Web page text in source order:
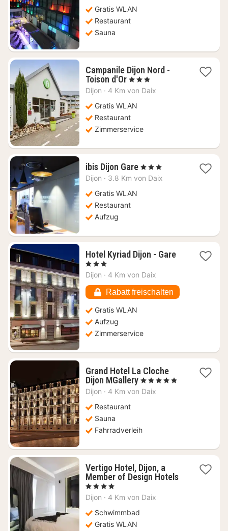
87,55
€
Gratis WLAN
Restaurant
Sauna
Campanile Dijon Nord -
Toison d'Or1
Nacht
54,94
€
, 3 Sterne
Dijon · 4 Km von Daix
Gratis WLAN
Restaurant
Zimmerservice
ibis Dijon Gare1
Nacht
, 3 Sterne
Dijon · 3.8 Km von Daix
Gratis WLAN
Restaurant
Aufzug
Hotel Kyriad Dijon - Gare1
€
, 3 Sterne
Dijon · 4 Km von Daix
Rabatt freischalten
Gratis WLAN
Aufzug
Zimmerservice
Grand Hotel La Cloche
Dijon MGallery1
Nacht
, 5 Sterne
Dijon · 4 Km von Daix
Restaurant
Sauna
Fahrradverleih
Vertigo Hotel, Dijon, a
Member of Design Hotels1
, 4 Sterne
Dijon · 4 Km von Daix
Schwimmbad
Gratis WLAN